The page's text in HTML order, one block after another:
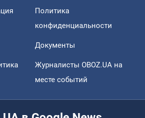
Политика
конфиденциальности
Документы
Журналисты OBOZ.UA на
месте событий